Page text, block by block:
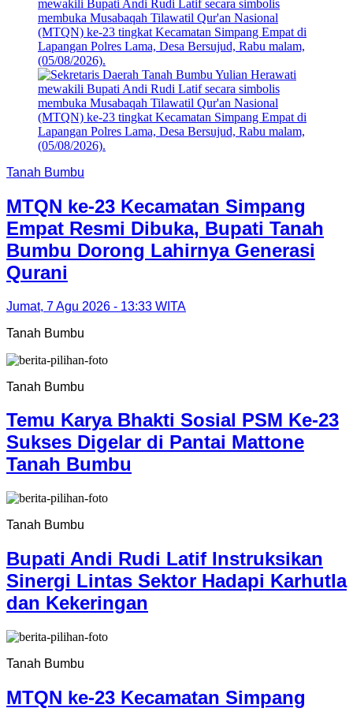
Tanah Bumbu
MTQN ke-23 Kecamatan Simpang
Empat Resmi Dibuka, Bupati Tanah
Bumbu Dorong Lahirnya Generasi
Qurani
Jumat, 7 Agu 2026 - 13:33 WITA
Tanah Bumbu
Tanah Bumbu
Temu Karya Bhakti Sosial PSM Ke-23
Sukses Digelar di Pantai Mattone
Tanah Bumbu
Tanah Bumbu
Bupati Andi Rudi Latif Instruksikan
Sinergi Lintas Sektor Hadapi Karhutla
dan Kekeringan
Tanah Bumbu
MTQN ke-23 Kecamatan Simpang